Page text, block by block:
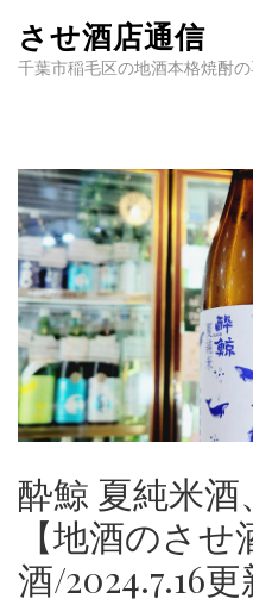
させ酒店通信
千葉市稲毛区の地酒本格焼酎
酔鯨 夏純米
【地酒のさ
酒/2024.7.16更